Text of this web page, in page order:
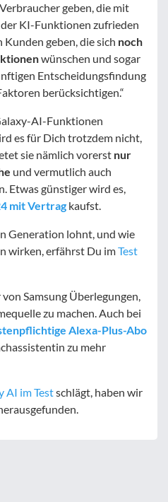
geben, die mit
KI-Funktionen zufrieden
geben, die sich noch
wünschen und sogar
Entscheidungsfindung
berücksichtigen.“
AI-Funktionen
es für Dich trotzdem nicht,
sie nämlich vorerst nur
und vermutlich auch
Etwas günstiger wird es,
mit Vertrag kaufst.
Generation lohnt, und wie
wirken, erfährst Du imTest
Samsung Überlegungen,
zu machen. Auch bei
Alexa-Plus-Abo
zu mehr
AI im Testschlägt, haben wir